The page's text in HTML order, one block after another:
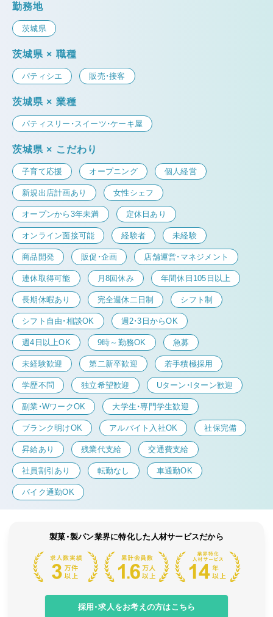
勤務地
茨城県
茨城県 × 職種
パティシエ 販売・接客
茨城県 × 業種
パティスリー・スイーツ・ケーキ屋
茨城県 × こだわり
子育て応援 オープニング 個人経営
新規出店計画あり 女性シェフ
オープンから3年未満 定休日あり
オンライン面接可能 経験者 未経験
商品開発 販促・企画 店舗運営・マネジメント
連休取得可能 月8回休み 年間休日105日以上
長期休暇あり 完全週休二日制 シフト制
シフト自由・相談OK 週2・3日からOK
週4日以上OK 9時～勤務OK 急募
未経験歓迎 第二新卒歓迎 若手積極採用
学歴不問 独立希望歓迎 Uターン・Iターン歓迎
副業・WワークOK 大学生・専門学生歓迎
ブランク明けOK アルバイト入社OK 社保完備
昇給あり 残業代支給 交通費支給
社員割引あり 転勤なし 車通勤OK
バイク通勤OK
製菓・製パン業界に特化した人材サービスだから
採用・求人をお考えの方はこちら